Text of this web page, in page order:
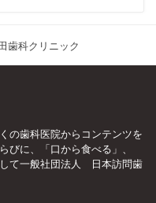
歯科クリニック
の歯科医院からコンテンツを
びに、「口から食べる」、
して一般社団法人 日本訪問歯